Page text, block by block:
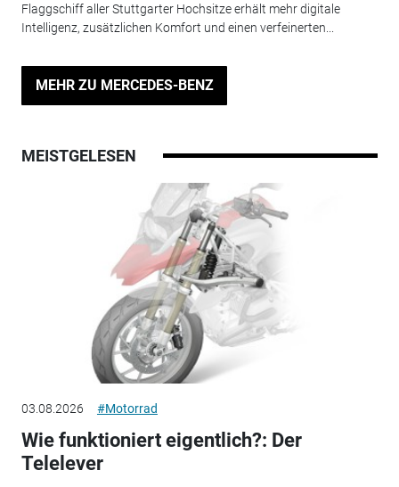
Flaggschiff aller Stuttgarter Hochsitze erhält mehr digitale
Intelligenz, zusätzlichen Komfort und einen verfeinerten...
MEHR ZU MERCEDES-BENZ
MEISTGELESEN
03.08.2026 #Motorrad
Wie funktioniert eigentlich?: Der
Telelever